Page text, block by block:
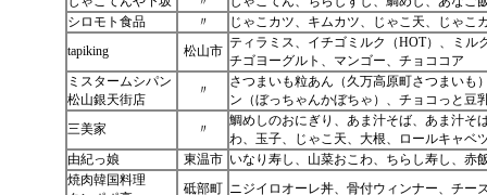
シロモト食品
〃
じゃこカツ、キムカツ、じゃこ天、じゃこ
tapiking
松山市
ティラミス、イチゴミルク（HOT）、ミル
チゴヨーグルト、マンゴー、チョココア
ミスタームシパン
松山銀天街店
〃
さつまいも粒あん（久万高原町さつまいも
ン（ぼっちゃんかぼちゃ）、チョコっと豆
三美家
〃
鯛めしのおにぎり、あま汁そば、あま汁そ
わ、玉子、じゃこ天、大根、ロールキャベ
由紀っ娘
東温市 いなり寿し、山菜おこわ、ちらし寿し、赤
焼肉韓国料理
砥部町 ニジイロオーレ丼、骨付ウィンナー、チー